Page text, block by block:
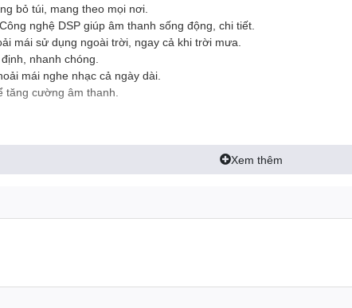
bỏ túi, mang theo mọi nơi.
Công nghệ DSP giúp âm thanh sống động, chi tiết.
mái sử dụng ngoài trời, ngay cả khi trời mưa.
nhanh chóng.
mái nghe nhạc cả ngày dài.
tăng cường âm thanh.
Xem thêm